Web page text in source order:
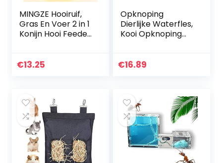
MINGZE Hooiruif,
Gras En Voer 2 in 1
Konijn Hooi Feeder
Chinchilla
Voerbak Houder
Plastic
Dierbenodigdhede
n (geel)
€13.25
Opknoping
Dierlijke Waterfles,
Kooi Opknoping
Automatische
€16.89